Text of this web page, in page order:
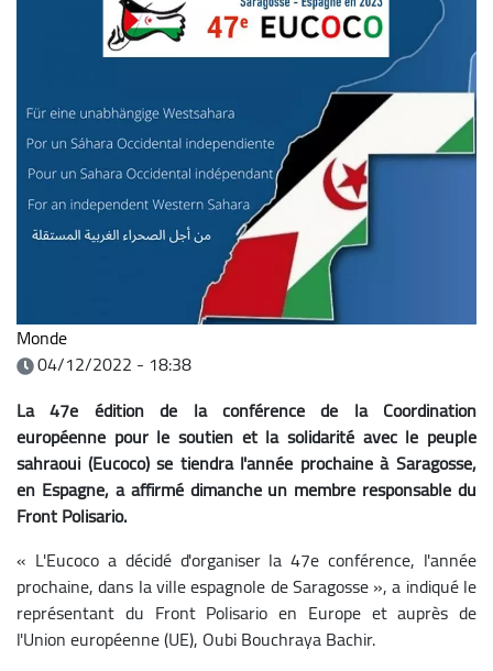
Monde
04/12/2022 - 18:38
La 47e édition de la conférence de la Coordination
européenne pour le soutien et la solidarité avec le peuple
sahraoui (Eucoco) se tiendra l'année prochaine à Saragosse,
en Espagne, a affirmé dimanche un membre responsable du
Front Polisario.
« L'Eucoco a décidé d'organiser la 47e conférence, l'année
prochaine, dans la ville espagnole de Saragosse », a indiqué le
représentant du Front Polisario en Europe et auprès de
l'Union européenne (UE), Oubi Bouchraya Bachir.